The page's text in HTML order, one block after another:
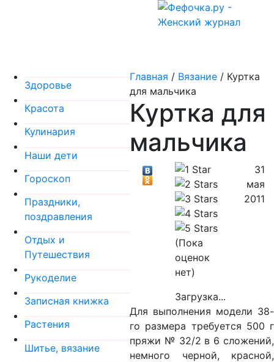
Здоровье
Красота
Кулинария
Наши дети
Гороскоп
Праздники,
поздравления
Отдых и
Путешествия
Рукоделие
Записная книжка
Растения
Шитье, вязание
Главная / Вязание / Куртка
для мальчика
Куртка для
мальчика
(Пока
оценок
нет)
Загрузка...
31
мая
2011
Для выполнения модели 38-
го размера требуется 500 г
пряжи № 32/2 в 6 сложений,
немного черной, красной,